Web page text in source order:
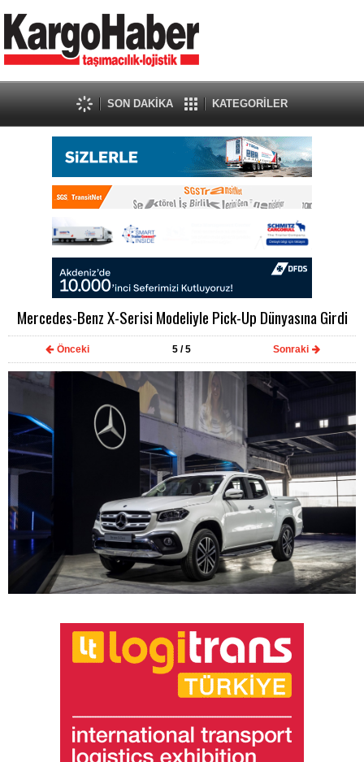
SON DAKİKA KATEGORİLER
Mercedes-Benz X-Serisi Modeliyle Pick-Up Dünyasına Girdi
Önceki 5 / 5 Sonraki